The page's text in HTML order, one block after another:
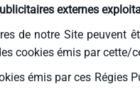
externes
de notre Site peuvent
cookies émis par cette/
émis par ces Régies